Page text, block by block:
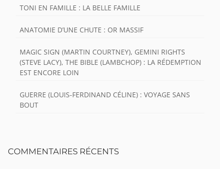
TONI EN FAMILLE : LA BELLE FAMILLE
ANATOMIE D’UNE CHUTE : OR MASSIF
MAGIC SIGN (MARTIN COURTNEY), GEMINI RIGHTS
(STEVE LACY), THE BIBLE (LAMBCHOP) : LA RÉDEMPTION
EST ENCORE LOIN
GUERRE (LOUIS-FERDINAND CÉLINE) : VOYAGE SANS
BOUT
COMMENTAIRES RÉCENTS